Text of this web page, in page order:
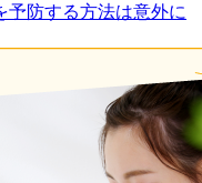
予防する方法は意外に